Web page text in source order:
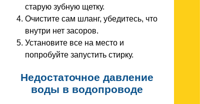
старую зубную щетку.
Очистите сам шланг, убедитесь, что
внутри нет засоров.
Установите все на место и
попробуйте запустить стирку.
Недостаточное давление
воды в водопроводе